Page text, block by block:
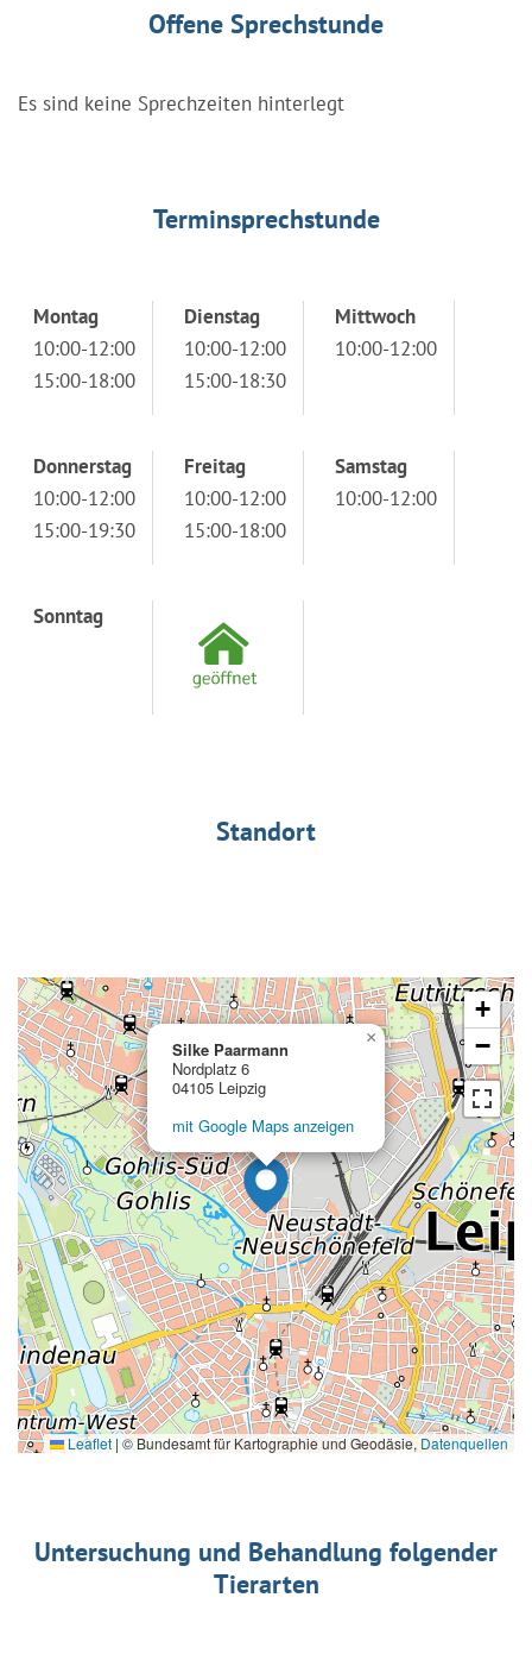
Offene Sprechstunde
Es sind keine Sprechzeiten hinterlegt
Terminsprechstunde
Montag
10:00-12:00
15:00-18:00
Dienstag
10:00-12:00
15:00-18:30
Mittwoch
10:00-12:00
Donnerstag
10:00-12:00
15:00-19:30
Freitag
10:00-12:00
15:00-18:00
Samstag
10:00-12:00
Sonntag
Standort
Silke Paarmann
Nordplatz 6
04105 Leipzig
mit Google Maps anzeigen
×
+
−
Leaflet|© Bundesamt für Kartographie und Geodäsie,Datenquellen
Untersuchung und Behandlung folgender
Tierarten